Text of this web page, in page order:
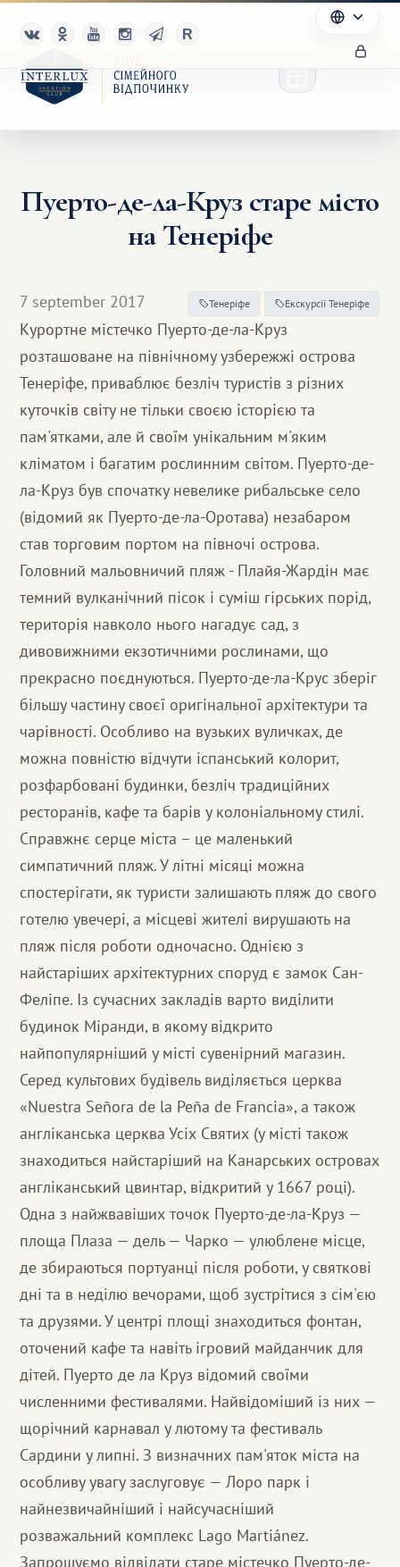
Клуб
Благотворительность
Пуерто-де-ла-Круз старе місто
на Тенеріфе
7 september 2017 Тенеріфе Екскурсії Тенеріфе
Курортне містечко Пуерто-де-ла-Круз
розташоване на північному узбережжі острова
Тенеріфе, приваблює безліч туристів з різних
куточків світу не тільки своєю історією та
пам'ятками, але й своїм унікальним м'яким
кліматом і багатим рослинним світом. Пуерто-де-
ла-Круз був спочатку невелике рибальське село
(відомий як Пуерто-де-ла-Оротава) незабаром
став торговим портом на півночі острова.
Головний мальовничий пляж - Плайя-Жардін має
темний вулканічний пісок і суміш гірських порід,
територія навколо нього нагадує сад, з
дивовижними екзотичними рослинами, що
прекрасно поєднуються. Пуерто-де-ла-Крус зберіг
більшу частину своєї оригінальної архітектури та
чарівності. Особливо на вузьких вуличках, де
можна повністю відчути іспанський колорит,
розфарбовані будинки, безліч традиційних
ресторанів, кафе та барів у колоніальному стилі.
Справжнє серце міста – це маленький
симпатичний пляж. У літні місяці можна
спостерігати, як туристи залишають пляж до свого
готелю увечері, а місцеві жителі вирушають на
пляж після роботи одночасно. Однією з
найстаріших архітектурних споруд є замок Сан-
Феліпе. Із сучасних закладів варто виділити
будинок Міранди, в якому відкрито
найпопулярніший у місті сувенірний магазин.
Серед культових будівель виділяється церква
«Nuestra Señora de la Peña de Francia», а також
англіканська церква Усіх Святих (у місті також
знаходиться найстаріший на Канарських островах
англіканський цвинтар, відкритий у 1667 році).
Одна з найжвавіших точок Пуерто-де-ла-Круз —
площа Плаза — дель — Чарко — улюблене місце,
де збираються портуанці після роботи, у святкові
дні та в неділю вечорами, щоб зустрітися з сім'єю
та друзями. У центрі площі знаходиться фонтан,
оточений кафе та навіть ігровий майданчик для
дітей. Пуерто де ла Круз відомий своїми
численними фестивалями. Найвідоміший із них —
щорічний карнавал у лютому та фестиваль
Сардини у липні. З визначних пам'яток міста на
особливу увагу заслуговує — Лоро парк і
найнезвичайніший і найсучасніший
розважальний комплекс Lago Martiánez.
Запрошуємо відвідати старе містечко Пуерто-де-